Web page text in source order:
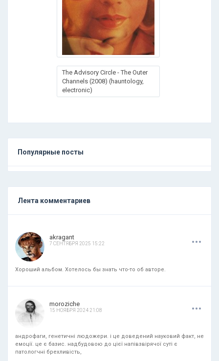
The Advisory Circle - The Outer
Channels (2008) (hauntology,
electronic)
Популярные посты
Лента комментариев
akragant
7 СЕНТЯБРЯ 2025 15:22 ...
Хороший альбом. Хотелось бы знать что-то об авторе.
moroziche
15 НОЯБРЯ 2024 21:08 ...
андрофаги, генетичні людожери. і це доведений науковий факт, не
емоції. це є базис. надбудовою до цієї напівзвірячої суті є
патологчні брехливість,